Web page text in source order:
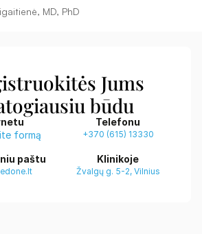
MD, PhD
Jums
būdu
formą
Telefonu
+370 (615) 13330
paštu Klinikoje
Žvalgų g. 5-2, Vilnius